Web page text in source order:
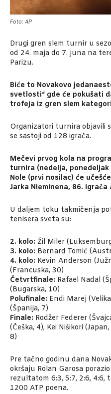
Foto: AP
Drugi gren slem turnir u
od 24. maja do 7. juna na
Parizu.
Biće to Novakovo
svetlosti“ gde će pokušati
trofeja iz gren slem
Organizatori turnira objavili
se sastoji od 128 igrača.
Mečevi prvog kola na
turnira (nedelja,
Nole (prvi nosilac) će
Jarka Nieminena, 86. igrača
U daljem toku takmičenja
tenisera sveta su:
2. kolo: Žil Miler
3. kolo: Bernard Tomić
4. kolo: Kevin Anderson
(Francuska, 30)
Četvrtfinale: Rafael Nadal
(Bugarska, 10)
Polufinale: Endi Marej
(Španija, 7)
Finale: Rodžer Federer
(Češka, 4), Kei Nišikori
8)
Pre tačno godinu dana
okršaju Rolan Garosa
rezultatom 6:3, 5:7, 2:6,
1200 ATP poena.